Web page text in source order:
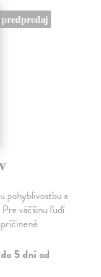
predpredaj
pohyblivosťou a
väčšinu ľudí
5 dní od